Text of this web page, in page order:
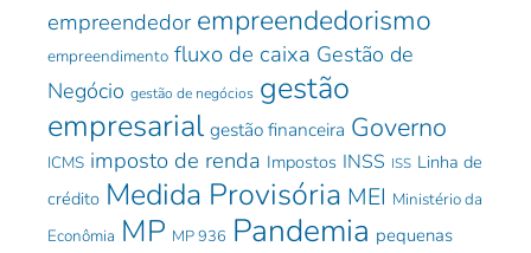
empreendedor empreendedorismo
empreendimento fluxo de caixa Gestão de
Negócio gestão de negócios gestão
empresarial gestão financeira Governo
ICMS imposto de renda Impostos INSS ISS Linha de
crédito Medida Provisória MEI Ministério da
Econômia MP MP 936 Pandemia pequenas